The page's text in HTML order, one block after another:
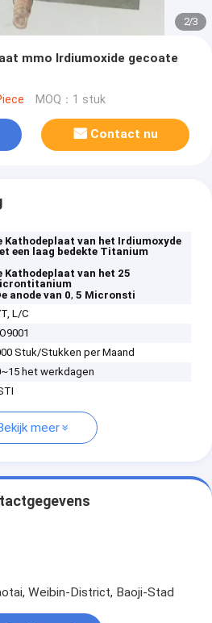
2/3
mmo Irdiumoxide gecoate
MOQ：1 stuk
Contact nu
Kathodeplaat van het Irdiumoxyde
een laag bedekte Titanium
Kathodeplaat van het 25
anode van 0,5 Micronsti
L/C
Stuk/Stukken per Maand
het werkdagen
meer
Weibin-District, Baoji-Stad